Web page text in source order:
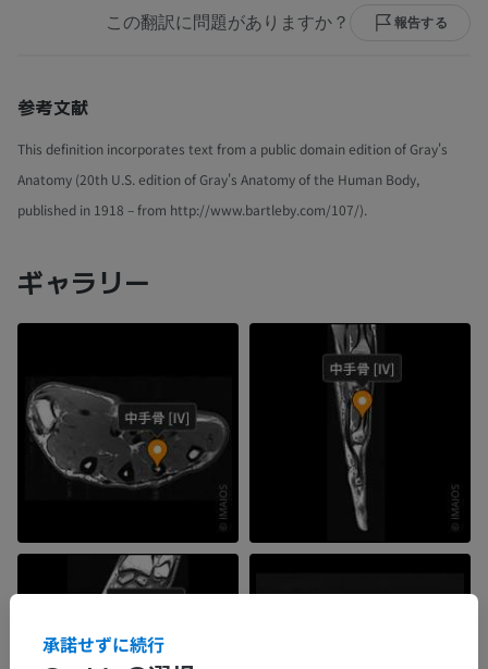
この翻訳に問題がありますか？ 報告する
参考文献
This definition incorporates text from a public domain edition of Gray's
Anatomy (20th U.S. edition of Gray's Anatomy of the Human Body,
published in 1918 – from http://www.bartleby.com/107/).
ギャラリー
承諾せずに続行